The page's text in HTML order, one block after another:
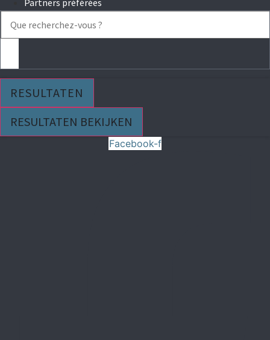
Partners préférées
Search
RESULTATEN
RESULTATEN BEKIJKEN
Facebook-f